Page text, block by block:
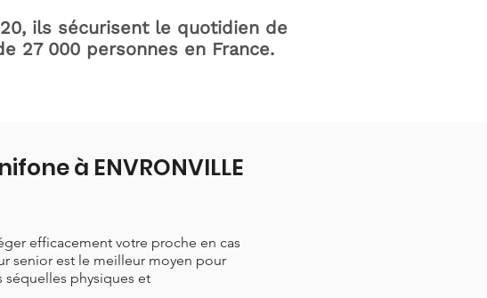
ils sécurisent le quotidien de
27 000 personnes en France.
à ENVRONVILLE
efficacement votre proche en cas
senior est le meilleur moyen pour
séquelles physiques et